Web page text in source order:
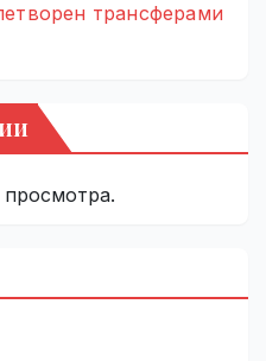
трансферами